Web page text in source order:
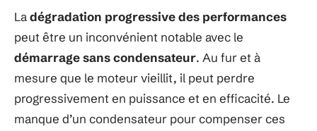
Ladégradation progressive des performances
peut être un inconvénient notable avec le
démarrage sans condensateur. Au fur et à
mesure que le moteur vieillit, il peut perdre
progressivement en puissance et en efficacité. Le
manque d’un condensateur pour compenser ces